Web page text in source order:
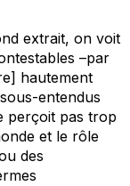
extrait, on voit
–par
hautement
entendus
perçoit pas trop
et le rôle
des